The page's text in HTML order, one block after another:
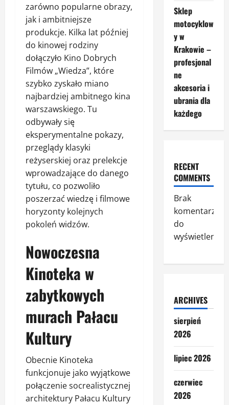
zarówno popularne obrazy,
jak i ambitniejsze
produkcje. Kilka lat później
do kinowej rodziny
dołączyło Kino Dobrych
Filmów „Wiedza”, które
szybko zyskało miano
najbardziej ambitnego kina
warszawskiego. Tu
odbywały się
eksperymentalne pokazy,
przeglądy klasyki
reżyserskiej oraz prelekcje
wprowadzające do danego
tytułu, co pozwoliło
poszerzać wiedzę i filmowe
horyzonty kolejnych
pokoleń widzów.
Nowoczesna
Kinoteka w
zabytkowych
murach Pałacu
Kultury
Obecnie Kinoteka
funkcjonuje jako wyjątkowe
połączenie socrealistycznej
architektury Pałacu Kultury
Sklep
motocyklow
y w
Krakowie –
profesjonal
ne
akcesoria i
ubrania dla
każdego
RECENT
COMMENTS
Brak
komentarzy
do
wyświetlenia.
ARCHIVES
sierpień
2026
lipiec 2026
czerwiec
2026